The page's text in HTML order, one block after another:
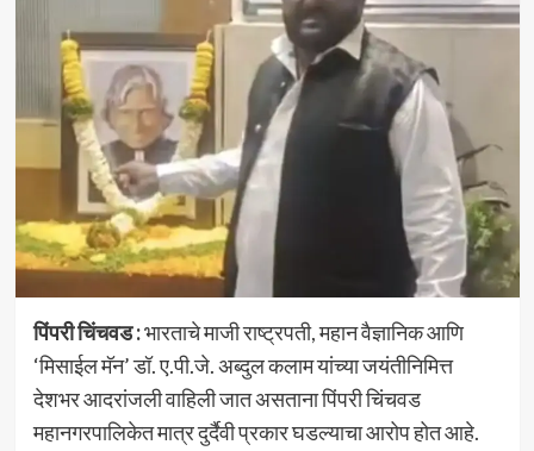
पिंपरी चिंचवड :भारताचे माजी राष्ट्रपती, महान वैज्ञानिक आणि
‘मिसाईल मॅन’ डॉ. ए.पी.जे. अब्दुल कलाम यांच्या जयंतीनिमित्त
देशभर आदरांजली वाहिली जात असताना पिंपरी चिंचवड
महानगरपालिकेत मात्र दुर्दैवी प्रकार घडल्याचा आरोप होत आहे.